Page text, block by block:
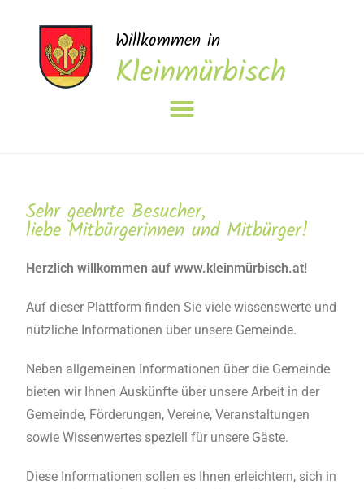
Willkommen in
Kleinmürbisch
Sehr geehrte Besucher,
liebe Mitbürgerinnen und Mitbürger!
Herzlich willkommen auf www.kleinmürbisch.at!
Auf dieser Plattform finden Sie viele wissenswerte und
nützliche Informationen über unsere Gemeinde.
Neben allgemeinen Informationen über die Gemeinde
bieten wir Ihnen Auskünfte über unsere Arbeit in der
Gemeinde, Förderungen, Vereine, Veranstaltungen
sowie Wissenwertes speziell für unsere Gäste.
Diese Informationen sollen es Ihnen erleichtern, sich in